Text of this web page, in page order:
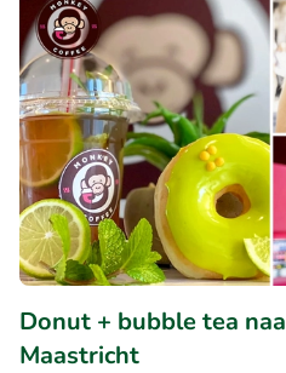
Donut + bubble tea
Maastricht